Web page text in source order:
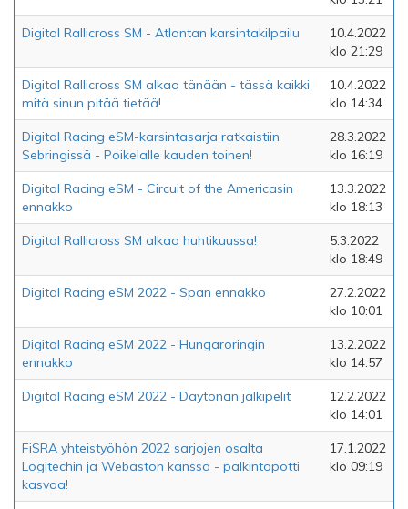
Digital Rallicross SM - Atlantan karsintakilpailu
10.4.2022
klo 21:29
Digital Rallicross SM alkaa tänään - tässä kaikki
mitä sinun pitää tietää!
10.4.2022
klo 14:34
Digital Racing eSM-karsintasarja ratkaistiin
Sebringissä - Poikelalle kauden toinen!
28.3.2022
klo 16:19
Digital Racing eSM - Circuit of the Americasin
ennakko
13.3.2022
klo 18:13
Digital Rallicross SM alkaa huhtikuussa!
5.3.2022
klo 18:49
Digital Racing eSM 2022 - Span ennakko
27.2.2022
klo 10:01
Digital Racing eSM 2022 - Hungaroringin
ennakko
13.2.2022
klo 14:57
Digital Racing eSM 2022 - Daytonan jälkipelit
12.2.2022
klo 14:01
FiSRA yhteistyöhön 2022 sarjojen osalta
Logitechin ja Webaston kanssa - palkintopotti
kasvaa!
17.1.2022
klo 09:19